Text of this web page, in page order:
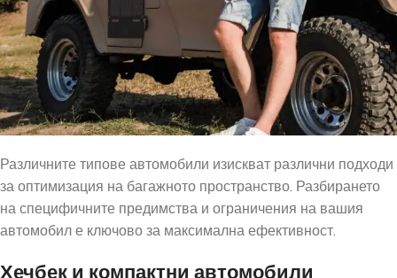
Различните типове автомобили изискват различни подходи
за оптимизация на багажното пространство. Разбирането
на специфичните предимства и ограничения на вашия
автомобил е ключово за максимална ефективност.
Хечбек и компактни автомобили